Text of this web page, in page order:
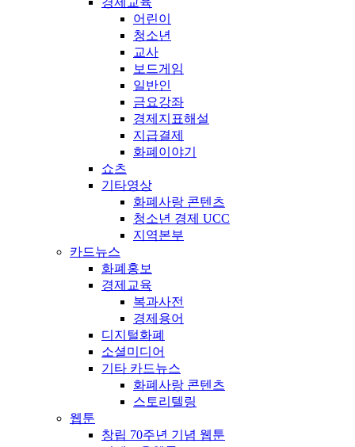
어린이
청소년
교사
보드게임
일반인
금요강좌
경제지표해설
지급결제
화폐이야기
쇼츠
기타영상
화폐사랑 콘텐츠
청소년 경제 UCC
지역본부
카드뉴스
화폐홍보
경제교육
복과사전
경제용어
디지털화폐
소셜미디어
기타 카드뉴스
화폐사랑 콘텐츠
스토리텔링
웹툰
창립 70주년 기념 웹툰